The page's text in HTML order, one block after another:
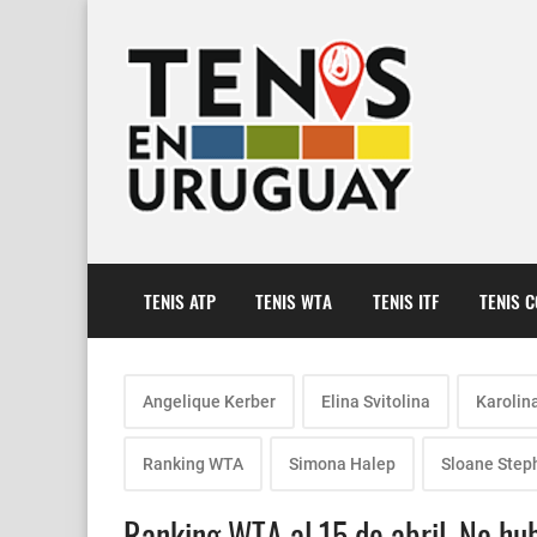
TENIS ATP TENIS WTA TENIS ITF TENIS
Angelique Kerber Elina Svitolina
Ranking WTA Simona Halep Sloane